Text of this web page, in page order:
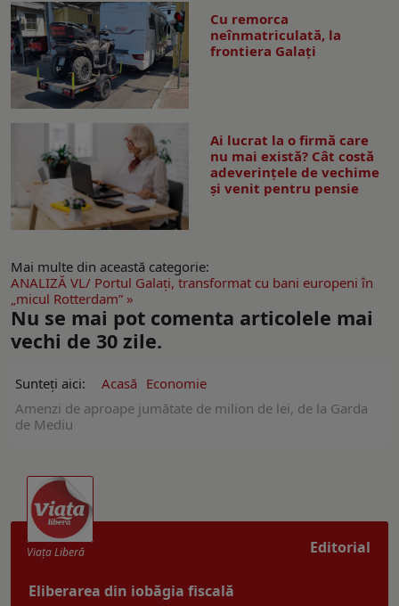
Cu remorca
neînmatriculată, la
frontiera Galați
Ai lucrat la o firmă care
nu mai există? Cât costă
adeverințele de vechime
și venit pentru pensie
Mai multe din această categorie:
ANALIZĂ VL/ Portul Galaţi, transformat cu bani europeni în
„micul Rotterdam” »
Nu se mai pot comenta articolele mai
vechi de 30 zile.
Sunteți aici: Acasă Economie
Amenzi de aproape jumătate de milion de lei, de la Garda
de Mediu
Editorial
Viaţa Liberă
Eliberarea din iobăgia fiscală